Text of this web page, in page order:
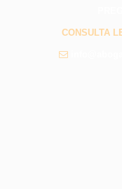
CONSULTA